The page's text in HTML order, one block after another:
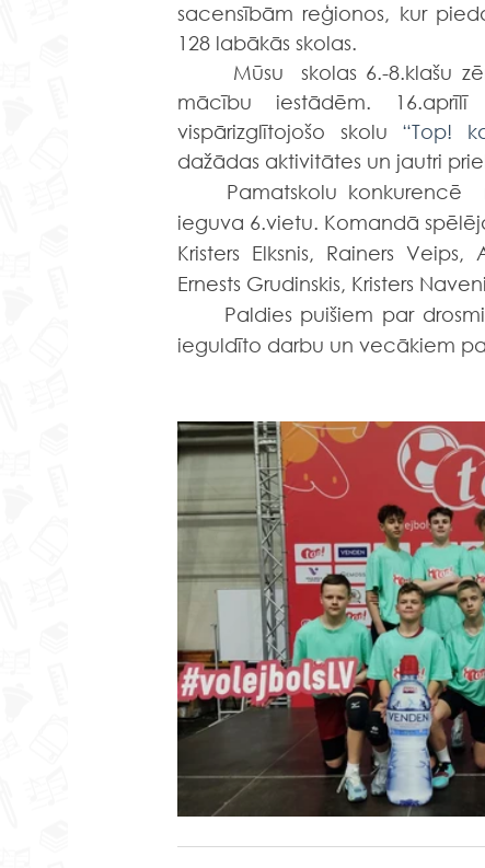
sacensībām reģionos, kur
128 labākās skolas.
mācību iestādēm. 16.aprīlī
vispārizglītojošo skolu “Top!
dažādas aktivitātes un jautri
ieguva 6.vietu. Komandā
Kristers Elksnis, Rainers
Ernests Grudinskis, Kristers
Paldies puišiem par
ieguldīto darbu un vecākiem